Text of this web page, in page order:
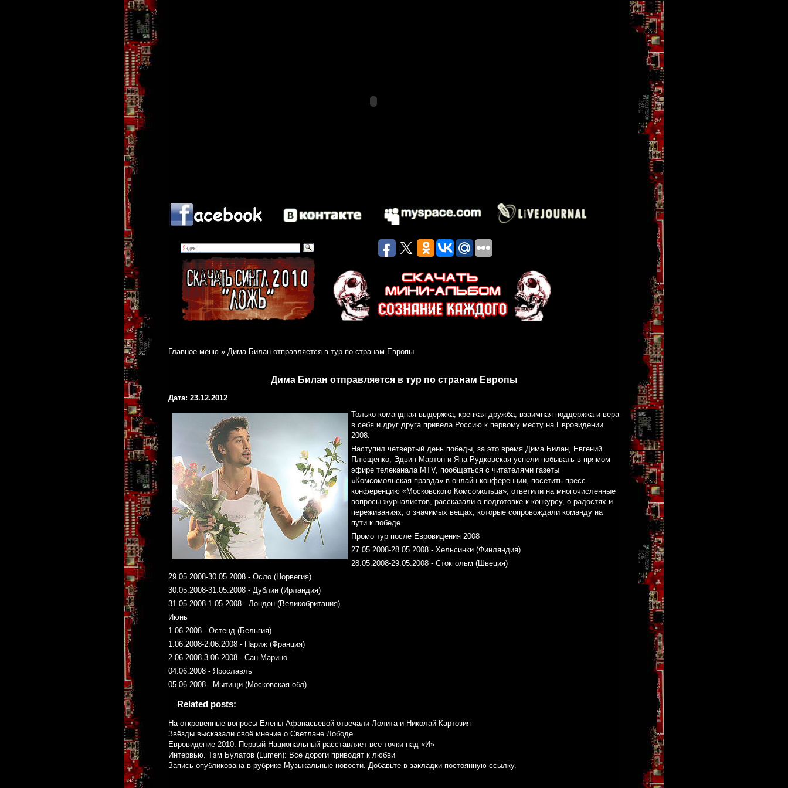
Главное меню » Дима Билан отправляется в тур по странам Европы
Дима Билан отправляется в тур по странам Европы
Дата: 23.12.2012
Только командная выдержка, крепкая дружба, взаимная поддержка и вера
в себя и друг друга привела Россию к первому месту на Евровидении
2008.
Наступил четвертый день победы, за это время Дима Билан, Евгений
Плющенко, Эдвин Мартон и Яна Рудковская успели побывать в прямом
эфире телеканала MTV, пообщаться с читателями газеты
«Комсомольская правда» в онлайн-конференции, посетить пресс-
конференцию «Московского Комсомольца»; ответили на многочисленные
вопросы журналистов, рассказали о подготовке к конкурсу, о радостях и
переживаниях, о значимых вещах, которые сопровождали команду на
пути к победе.
Промо тур после Евровидения 2008
27.05.2008-28.05.2008 - Хельсинки (Финляндия)
28.05.2008-29.05.2008 - Стокгольм (Швеция)
29.05.2008-30.05.2008 - Осло (Норвегия)
30.05.2008-31.05.2008 - Дублин (Ирландия)
31.05.2008-1.05.2008 - Лондон (Великобритания)
Июнь
1.06.2008 - Остенд (Бельгия)
1.06.2008-2.06.2008 - Париж (Франция)
2.06.2008-3.06.2008 - Сан Марино
04.06.2008 - Ярославль
05.06.2008 - Мытищи (Московская обл)
Related posts:
На откровенные вопросы Елены Афанасьевой отвечали Лолита и Николай Картозия
Звёзды высказали своё мнение о Светлане Лободе
Евровидение 2010: Первый Национальный расставляет все точки над «И»
Интервью. Тэм Булатов (Lumen): Все дороги приводят к любви
Запись опубликована в рубрике Музыкальные новости. Добавьте в закладки постоянную ссылку.